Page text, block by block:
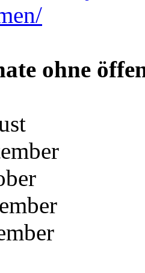
ohne